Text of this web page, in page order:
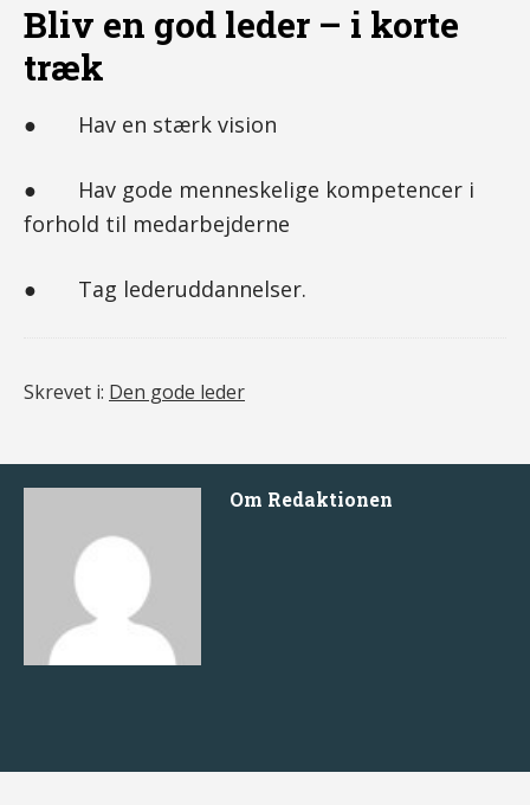
Bliv en god leder – i korte
træk
● Hav en stærk vision
● Hav gode menneskelige kompetencer i
forhold til medarbejderne
● Tag lederuddannelser.
Skrevet i: Den gode leder
Om Redaktionen